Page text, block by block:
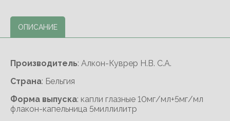
ОПИСАНИЕ
Производитель: Алкон-Куврер Н.В. С.А.
Cтрана: Бельгия
Форма выпуска: капли глазные 10мг/мл+5мг/мл
флакон-капельница 5миллилитр